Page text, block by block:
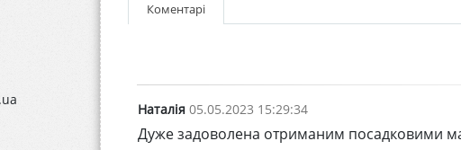
Коментарі
Наталія 05.05.2023 15:29:34
Дуже задоволена отриманим посадковими